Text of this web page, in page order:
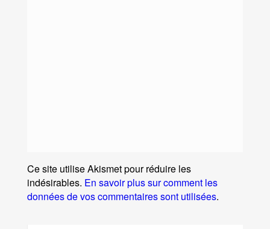
Ce site utilise Akismet pour réduire les
indésirables. En savoir plus sur comment les
données de vos commentaires sont utilisées.